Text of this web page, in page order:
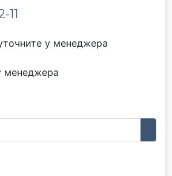
11
у менеджера
менеджера